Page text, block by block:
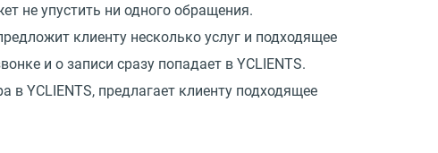
не упустить ни одного обращения.
клиенту несколько услуг и подходящее
и о записи сразу попадает в YCLIENTS.
в YCLIENTS, предлагает клиенту подходящее